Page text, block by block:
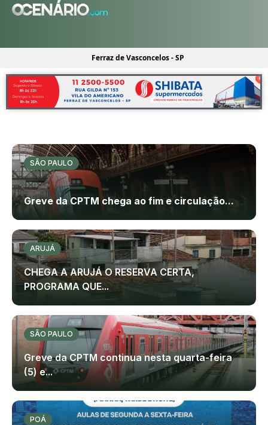
Ferraz de Vasconcelos - SP
SÃO PAULO
Greve da CPTM chega ao fim e circulação...
ARUJÁ
CHEGA A ARUJÁ O RESERVA CERTA,
PROGRAMA QUE...
SÃO PAULO
Greve da CPTM continua nesta quarta-feira
(5) e...
POÁ